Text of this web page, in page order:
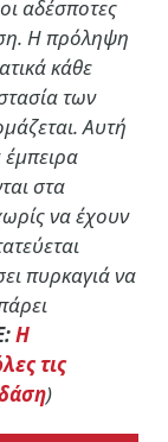
αδέσποτες
Η πρόληψη
κάθε
των
Αυτή
έμπειρα
στα
να έχουν
πυρκαγιά να
Η
τις
)